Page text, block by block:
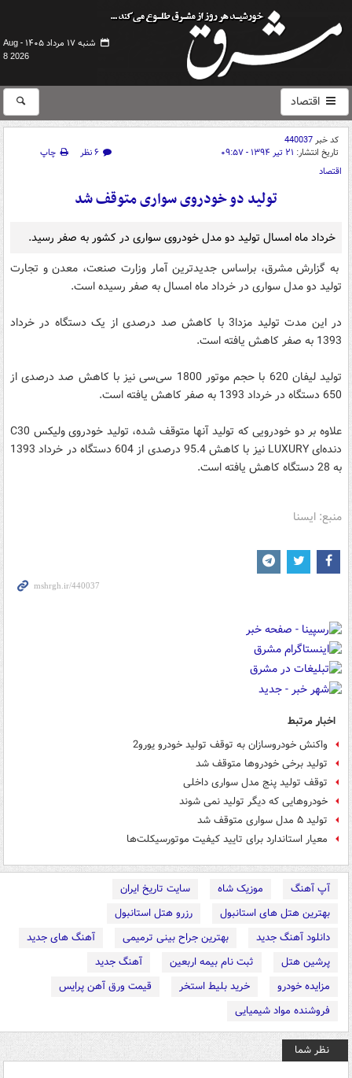
شنبه ۱۷ مرداد ۱۴۰۵ -
Aug
8 2026
اقتصاد
کد خبر440037
تاریخ انتشار: ۲۱ تیر ۱۳۹۴ - ۰۹:۵۷ ۶ نظر
چاپ
اقتصاد
تولید دو خودروی سواری متوقف شد
خرداد ماه امسال تولید دو مدل خودروی سواری در کشور به صفر رسید.
به گزارش مشرق، براساس جدیدترین آمار وزارت صنعت، معدن و تجارت
تولید دو مدل سواری در خرداد ماه امسال به صفر رسیده است.
در این مدت تولید مزدا3 با کاهش صد درصدی از یک دستگاه در خرداد
1393 به صفر کاهش یافته است.
تولید لیفان 620 با حجم موتور 1800 سی‌سی نیز با کاهش صد درصدی از
650 دستگاه در خرداد 1393 به صفر کاهش یافته است.
علاوه بر دو خودرویی که تولید آنها متوقف شده، تولید خودروی ولیکس C30
دنده‌ای LUXURY نیز با کاهش 95.4 درصدی از 604 دستگاه در خرداد 1393
به 28 دستگاه کاهش یافته است.
منبع: ایسنا
اخبار مرتبط
واکنش خودروسازان به توقف تولید خودرو یورو2
تولید برخی خودروها متوقف شد
توقف تولید پنج مدل سواری داخلی
خودروهایی که دیگر تولید نمی شوند
تولید ۵ مدل سواری متوقف شد
معیار استاندارد برای تایید کیفیت موتورسیکلت‌ها
آپ آهنگ موزیک شاه
سایت تاریخ ایران
بهترین هتل های استانبول
رزرو هتل استانبول
دانلود آهنگ جدید
بهترین جراح بینی ترمیمی
آهنگ های جدید
پرشین هتل
ثبت نام بیمه اربعین
آهنگ جدید
مزایده خودرو
خرید بلیط استخر
قیمت ورق آهن پرایس
فروشنده مواد شیمیایی
نظر شما